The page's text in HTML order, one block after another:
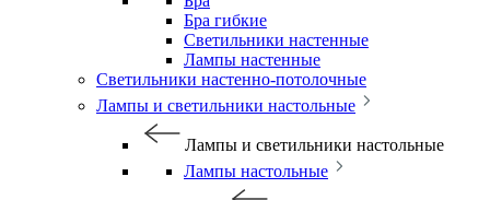
Бра гибкие
Светильники настенные
Лампы настенные
Светильники настенно-потолочные
Лампы и светильники настольные
Лампы и светильники настольные
Лампы настольные